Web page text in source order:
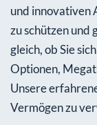
und innovativen
zu schützen und
gleich, ob Sie
Optionen,
Unsere
Vermögen zu